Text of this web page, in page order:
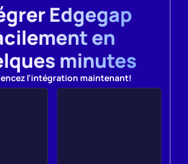
Edgegap
en
minutes
l'intégration maintenant!